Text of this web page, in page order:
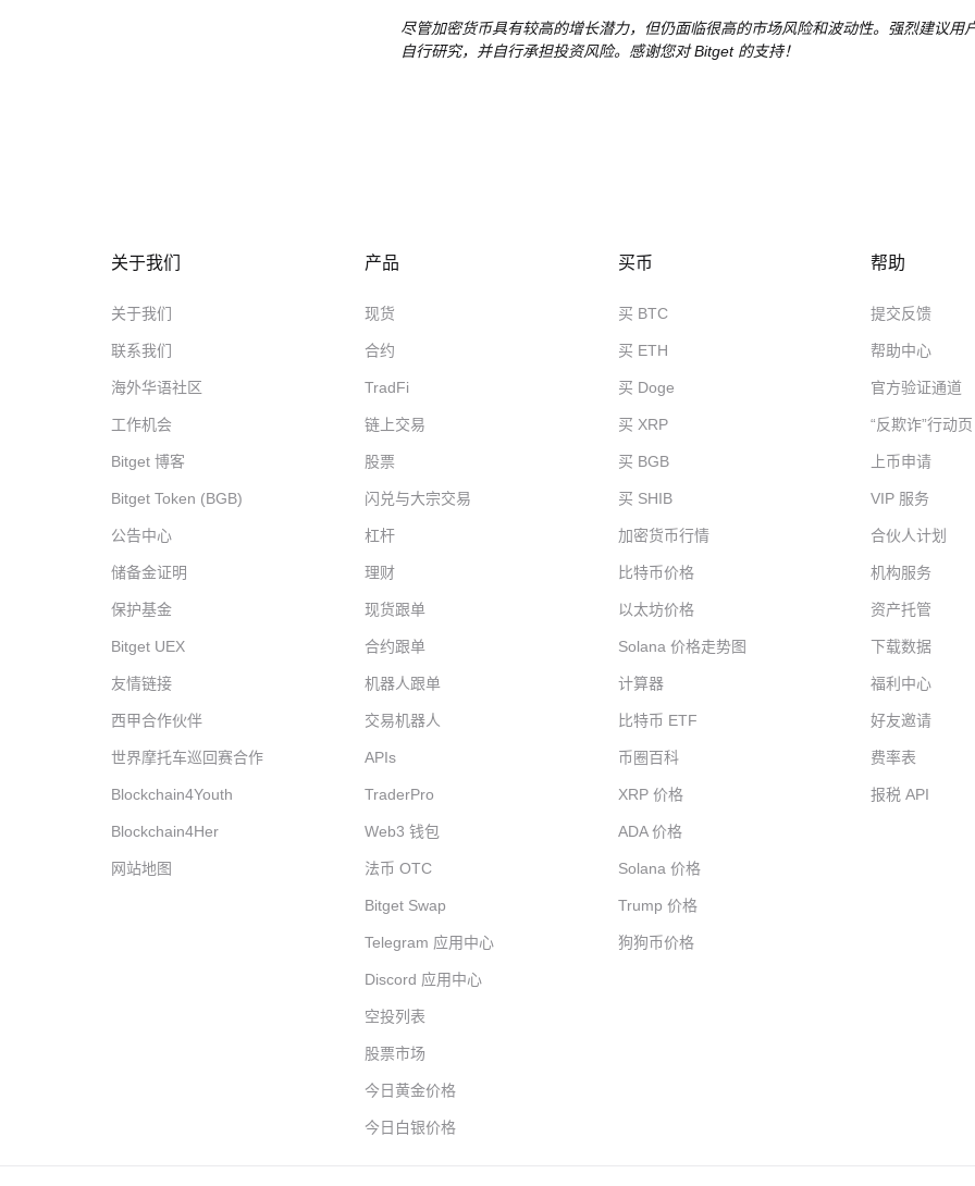
尽管加密货币具有较高的增长潜力，但仍面临很高的市场风险和波动性。强烈建议用
自行研究，并自行承担投资风险。感谢您对 Bitget 的支持！
关于我们
关于我们
联系我们
海外华语社区
工作机会
Bitget 博客
Bitget Token (BGB)
公告中心
储备金证明
保护基金
Bitget UEX
友情链接
西甲合作伙伴
世界摩托车巡回赛合作
Blockchain4Youth
Blockchain4Her
网站地图
产品
现货
合约
TradFi
链上交易
股票
闪兑与大宗交易
杠杆
理财
现货跟单
合约跟单
机器人跟单
交易机器人
APIs
TraderPro
Web3 钱包
法币 OTC
Bitget Swap
Telegram 应用中心
Discord 应用中心
空投列表
股票市场
今日黄金价格
今日白银价格
买币
买 BTC
买 ETH
买 Doge
买 XRP
买 BGB
买 SHIB
加密货币行情
比特币价格
以太坊价格
Solana 价格走势图
计算器
比特币 ETF
币圈百科
XRP 价格
ADA 价格
Solana 价格
Trump 价格
狗狗币价格
帮助
提交反馈
帮助中心
官方验证通道
“反欺诈”行动页
上币申请
VIP 服务
合伙人计划
机构服务
资产托管
下载数据
福利中心
好友邀请
费率表
报税 API